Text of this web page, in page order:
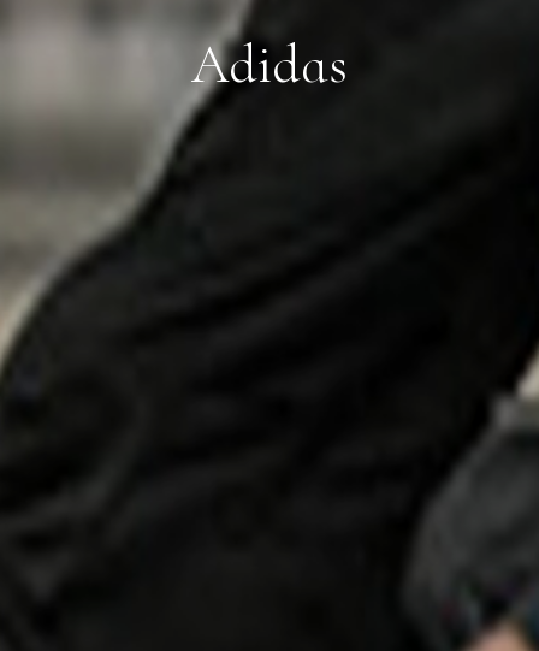
Adidas